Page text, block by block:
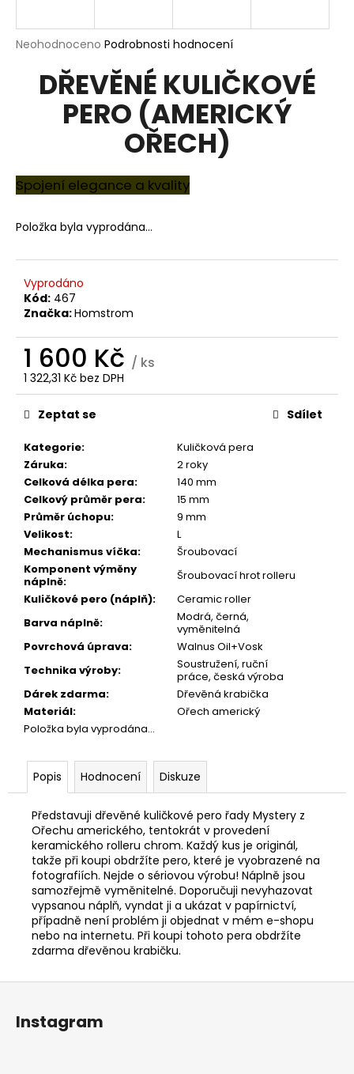
Průměrné
produktu
Neohodnoceno Podrobnosti hodnocení
DŘEVĚNÉ KULIČKOVÉ
PERO (AMERICKÝ
OŘECH)
Spojení elegance a kvality
Položka byla vyprodána…
Vyprodáno
Kód: 467
Značka:Homstrom
1 600 Kč / ks
1 322,31 Kč bez DPH
Měrná
cena:
Kategorie:
Kuličková pera
Záruka:
2 roky
Celková délka pera:
140 mm
Celkový průměr pera:
15 mm
Průměr úchopu:
9 mm
Velikost:
L
Mechanismus víčka:
Šroubovací
Komponent výměny
náplně:
Šroubovací hrot rolleru
Kuličkové pero (náplň):
Ceramic roller
Barva náplně:
Modrá, černá,
vyměnitelná
Povrchová úprava:
Walnus Oil+Vosk
Technika výroby:
Soustružení, ruční
práce, česká výroba
Dárek zdarma:
Dřevěná krabička
Materiál:
Ořech americký
Položka byla vyprodána…
Zeptat se Sdílet
Popis Hodnocení Diskuze
Představuji dřevěné kuličkové pero řady Mystery z
Ořechu amerického, tentokrát v provedení
keramického rolleru chrom. Každý kus je originál,
takže při koupi obdržíte pero, které je vyobrazené na
fotografiích. Nejde o sériovou výrobu! Náplně jsou
samozřejmě vyměnitelné. Doporučuji nevyhazovat
vypsanou náplň, vyndat ji a ukázat v papírnictví,
případně není problém ji objednat v mém e-shopu
nebo na internetu. Při koupi tohoto pera obdržíte
zdarma dřevěnou krabičku.
j
HLEDAT
p
o
u
č
u
j
e
e
DŘEVĚNÉ
PLNÍCÍ
PERO
MYSTERY
(ŠVESTKA)
600
Kč
Původně:
800
Kč
Z
Instagram